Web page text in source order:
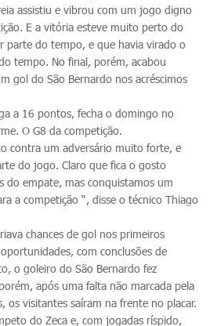
assistiu e vibrou com um jogo digno
E a vitória esteve muito perto do
parte do tempo, e que havia virado o
tempo. No final, porém, acabou
gol do São Bernardo nos acréscimos
a 16 pontos, fecha o domingo no
O G8 da competição.
contra um adversário muito forte, e
do jogo. Claro que fica o gosto
do empate, mas conquistamos um
a competição “, disse o técnico Thiago
chances de gol nos primeiros
com conclusões de
o goleiro do São Bernardo fez
após uma falta não marcada pela
os visitantes saíram na frente no placar.
do Zeca e, com jogadas ríspido,